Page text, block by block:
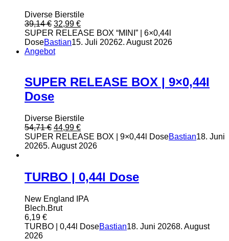
Diverse Bierstile
39,14€ Ursprünglicher
Preis
war:
39,14 €
32,99 €Aktueller
Preis
ist:
SUPER RELEASE BOX “MINI” | 6×0,44l
DoseBastian15. Juli 20262. August 2026
Angebot
SUPER RELEASE BOX | 9×0,44l
Dose
Diverse Bierstile
54,71€ Ursprünglicher
Preis
war:
44,99 €Aktueller
Preis
ist:
SUPER RELEASE BOX | 9×0,44l DoseBastian18. Juni
20265. August 2026
TURBO | 0,44l Dose
New England IPA
Blech.Brut
6,19 €
TURBO | 0,44l DoseBastian18. Juni 20268. August
2026